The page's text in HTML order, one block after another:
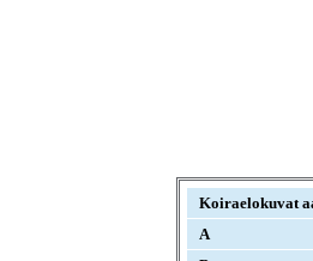
Koiraelokuvat
A